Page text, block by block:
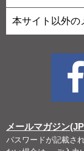
本サイト以外の
メールマガジン
パスワードが記載さ